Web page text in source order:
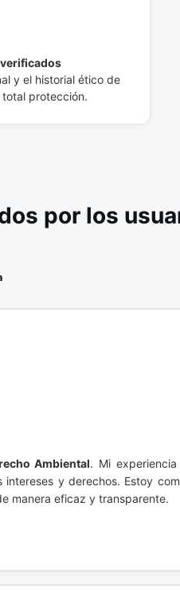
y el historial ético de
protección.
por los
Ambiental. Mi
y derechos. Estoy
manera eficaz y transparente.